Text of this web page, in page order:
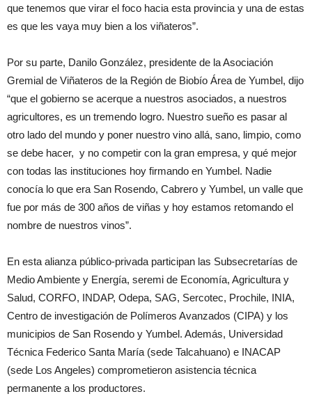
que tenemos que virar el foco hacia esta provincia y una de estas
es que les vaya muy bien a los viñateros”.
Por su parte, Danilo González, presidente de la Asociación
Gremial de Viñateros de la Región de Biobío Área de Yumbel, dijo
“que el gobierno se acerque a nuestros asociados, a nuestros
agricultores, es un tremendo logro. Nuestro sueño es pasar al
otro lado del mundo y poner nuestro vino allá, sano, limpio, como
se debe hacer, y no competir con la gran empresa, y qué mejor
con todas las instituciones hoy firmando en Yumbel. Nadie
conocía lo que era San Rosendo, Cabrero y Yumbel, un valle que
fue por más de 300 años de viñas y hoy estamos retomando el
nombre de nuestros vinos”.
En esta alianza público-privada participan las Subsecretarías de
Medio Ambiente y Energía, seremi de Economía, Agricultura y
Salud, CORFO, INDAP, Odepa, SAG, Sercotec, Prochile, INIA,
Centro de investigación de Polímeros Avanzados (CIPA) y los
municipios de San Rosendo y Yumbel. Además, Universidad
Técnica Federico Santa María (sede Talcahuano) e INACAP
(sede Los Angeles) comprometieron asistencia técnica
permanente a los productores.